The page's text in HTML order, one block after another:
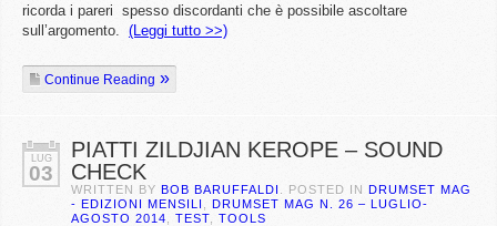
ricorda i pareri spesso discordanti che è possibile ascoltare
sull’argomento. (Leggi tutto >>)
Continue Reading
LUG
03
PIATTI ZILDJIAN KEROPE – SOUND
CHECK
WRITTEN BY BOB BARUFFALDI . POSTED IN DRUMSET MAG
- EDIZIONI MENSILI
DRUMSET MAG N. 26 – LUGLIO-
AGOSTO 2014
TEST TOOLS